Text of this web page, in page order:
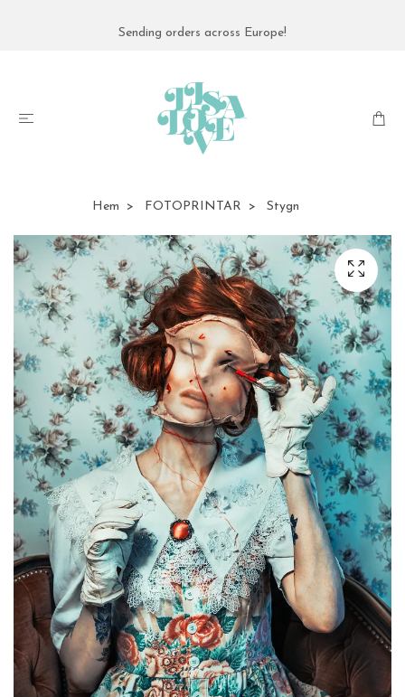
Sending orders across Europe!
Hem FOTOPRINTAR Stygn